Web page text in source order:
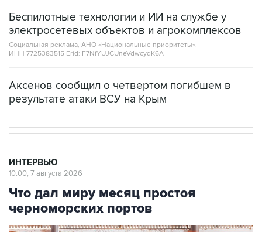
Беспилотные технологии и ИИ на службе у
электросетевых объектов и агрокомплексов
Социальная реклама, АНО «Национальные приоритеты».
ИНН 7725383515 Erid: F7NfYUJCUneVdwcydK6A
Аксенов сообщил о четвертом погибшем в
результате атаки ВСУ на Крым
ИНТЕРВЬЮ
10:00, 7 августа 2026
Что дал миру месяц простоя
черноморских портов